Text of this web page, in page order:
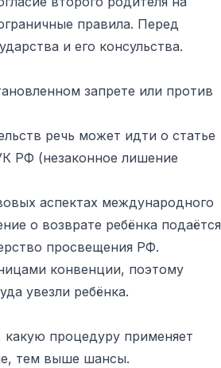
правила. Перед
и его консульства.
запрете или против
речь может идти о статье
РФ (незаконное лишение
аспектах международного
о возврате ребёнка подаётся
просвещения РФ.
конвенции, поэтому
увезли ребёнка.
какую процедуру применяет
тем выше шансы.